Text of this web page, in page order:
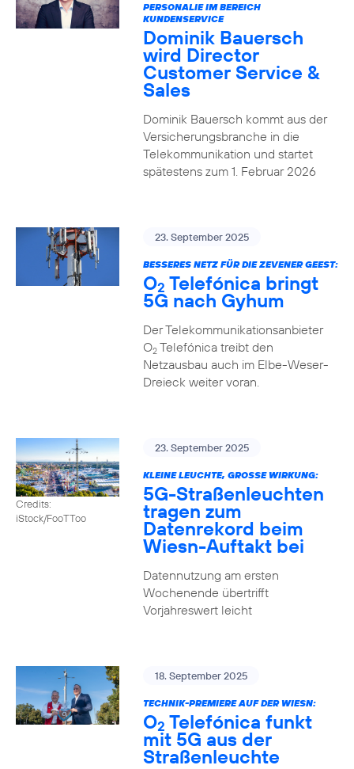
PERSONALIE IM BEREICH
KUNDENSERVICE
Dominik Bauersch
wird Director
Customer Service &
Sales
Dominik Bauersch kommt aus der
Versicherungsbranche in die
Telekommunikation und startet
spätestens zum 1. Februar 2026
23. September 2025
BESSERES NETZ FÜR DIE ZEVENER GEEST:
O2 Telefónica bringt
5G nach Gyhum
Der Telekommunikationsanbieter
O2Telefónica treibt den
Netzausbau auch im Elbe-Weser-
Dreieck weiter voran.
Credits:
iStock/FooTToo
23. September 2025
KLEINE LEUCHTE, GROSSE WIRKUNG:
5G-Straßenleuchten
tragen zum
Datenrekord beim
Wiesn-Auftakt bei
Datennutzung am ersten
Wochenende übertrifft
Vorjahreswert leicht
18. September 2025
TECHNIK-PREMIERE AUF DER WIESN:
O2 Telefónica funkt
mit 5G aus der
Straßenleuchte